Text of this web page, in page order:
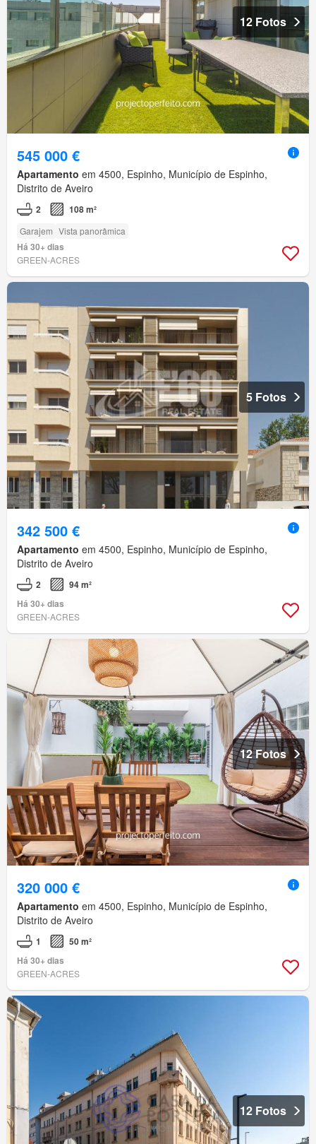
12 Fotos
545 000 €
Apartamento em 4500, Espinho, Município de Espinho,
Distrito de Aveiro
2 108 m²
Garajem Vista panorâmica
Há 30+ dias
GREEN-ACRES
5 Fotos
342 500 €
Apartamento em 4500, Espinho, Município de Espinho,
Distrito de Aveiro
2
94 m²
Há 30+ dias
GREEN-ACRES
12 Fotos
320 000 €
Apartamento em 4500, Espinho, Município de Espinho,
Distrito de Aveiro
1
50 m²
Há 30+ dias
GREEN-ACRES
12 Fotos